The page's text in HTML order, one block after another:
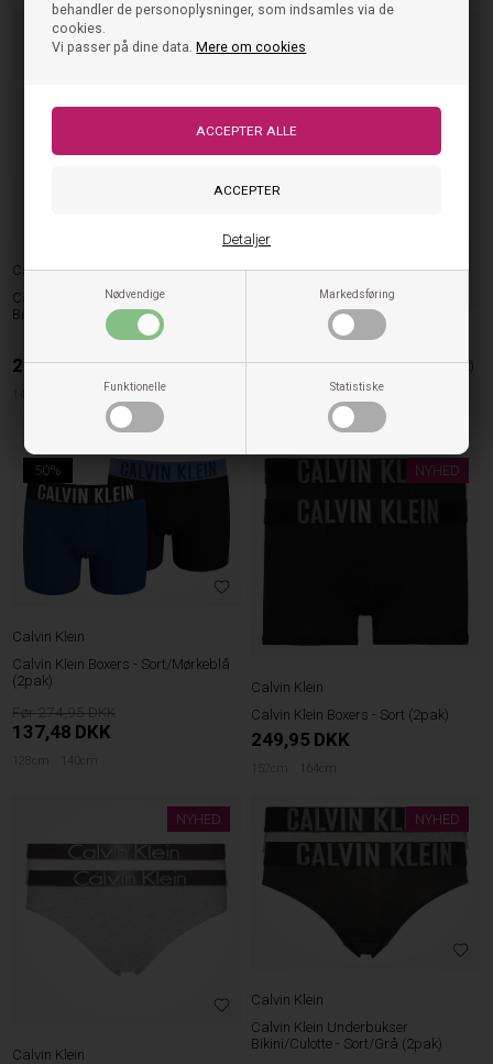
behandler de personoplysninger, som indsamles via de
cookies.
Vi passer på dine data.Mere om cookies
Nødvendige Markedsføring
Funktionelle Statistiske
Detaljer
Calvin Klein
Calvin Klein Underbukser
Bikini/Culotte - Sort/Hvid (2pak)
249,95DKK
Calvin Klein Boxers - Blå/Grå (2pak)
DKK
140cm
50%
Calvin Klein
Calvin Klein Boxers - Sort/Mørkeblå
(2pak)
274,95
137,48 DKK
128cm 140cm
NYHED
Calvin Klein
Calvin Klein Boxers - Sort (2pak)
249,95 DKK
152cm 164cm
NYHED
Calvin Klein
NYHED
Calvin Klein
Calvin Klein Underbukser
Bikini/Culotte - Sort/Grå (2pak)